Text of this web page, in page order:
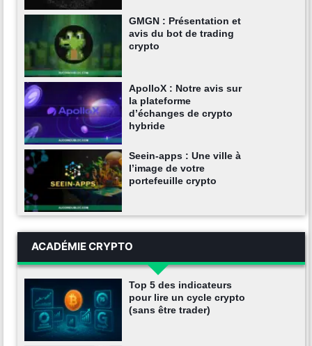
GMGN : Présentation et
avis du bot de trading
crypto
ApolloX : Notre avis sur
la plateforme
d’échanges de crypto
hybride
Seein-apps : Une ville à
l’image de votre
portefeuille crypto
ACADÉMIE CRYPTO
Top 5 des indicateurs
pour lire un cycle crypto
(sans être trader)